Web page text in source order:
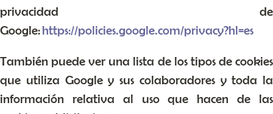
privacidad de
Google:https://policies.google.com/privacy?hl=es
También puede ver una lista de los tipos de cookies
que utiliza Google y sus colaboradores y toda la
información relativa al uso que hacen de las